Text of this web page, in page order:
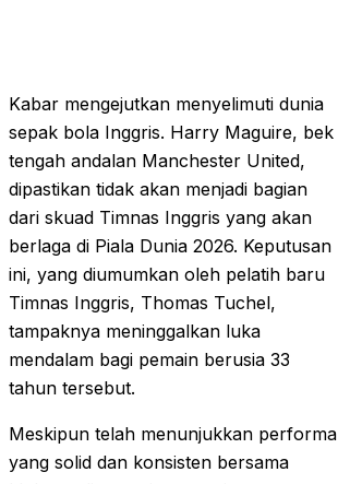
Kabar mengejutkan menyelimuti dunia
sepak bola Inggris. Harry Maguire, bek
tengah andalan Manchester United,
dipastikan tidak akan menjadi bagian
dari skuad Timnas Inggris yang akan
berlaga di Piala Dunia 2026. Keputusan
ini, yang diumumkan oleh pelatih baru
Timnas Inggris, Thomas Tuchel,
tampaknya meninggalkan luka
mendalam bagi pemain berusia 33
tahun tersebut.
Meskipun telah menunjukkan performa
yang solid dan konsisten bersama